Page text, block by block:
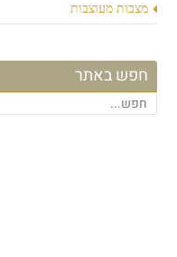
מצבות מעוצבות
חפש באתר